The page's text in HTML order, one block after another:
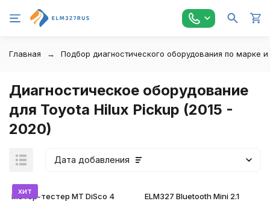
Главная Подбор диагностического оборудования по марке
Диагностическое оборудование
для Toyota Hilux Pickup (2015 -
2020)
Дата добавления
хит
Мотор-тестер MT DiSco 4
ELM327 Bluetooth Mini 2.1